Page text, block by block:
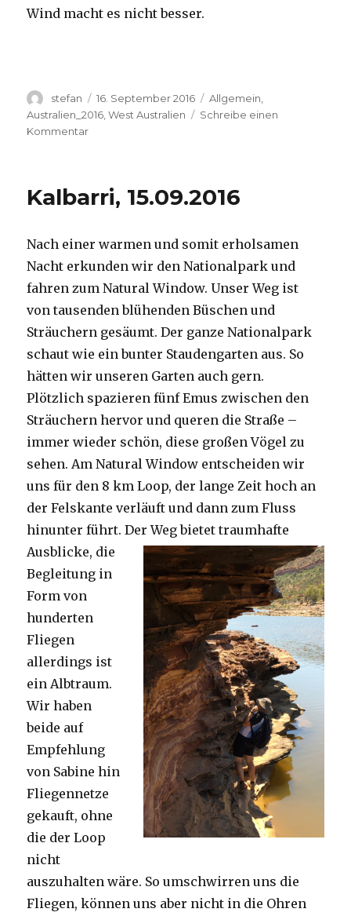
Wind macht es nicht besser.
Autor
stefan
Veröffentlicht
am
16. September 2016 Kategorien
Allgemein
Australien_2016 ,West Australien
Schreibe einen
Kommentarzu
Kalbarri, 15.09.2016
Nach einer warmen und somit erholsamen
Nacht erkunden wir den Nationalpark und
fahren zum Natural Window. Unser Weg ist
von tausenden blühenden Büschen und
Sträuchern gesäumt. Der ganze Nationalpark
schaut wie ein bunter Staudengarten aus. So
hätten wir unseren Garten auch gern.
Plötzlich spazieren fünf Emus zwischen den
Sträuchern hervor und queren die Straße –
immer wieder schön, diese großen Vögel zu
sehen. Am Natural Window entscheiden wir
uns für den 8 km Loop, der lange Zeit hoch an
der Felskante verläuft und dann zum Fluss
hinunter führt. Der Weg bietet traumhafte
Ausblicke, die
Begleitung in
Form von
hunderten
Fliegen
allerdings ist
ein Albtraum.
Wir haben
beide auf
Empfehlung
von Sabine hin
Fliegennetze
gekauft, ohne
die der Loop
nicht
auszuhalten wäre. So umschwirren uns die
Fliegen, können uns aber nicht in die Ohren